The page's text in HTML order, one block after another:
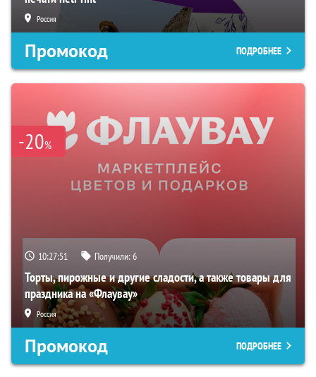
Россия
Промокод ПОДРОБНЕЕ
-20%
10:27:50 Получили:6
Торты, пирожные и другие сладости, а также товары для
праздника на «Флаувау»
Россия
Промокод ПОДРОБНЕЕ